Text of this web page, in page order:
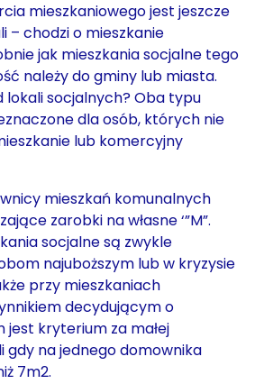
mieszkaniowego jest jeszcze
– chodzi o mieszkanie
jak mieszkania socjalne tego
należy do gminy lub miasta.
lokali socjalnych? Oba typu
dla osób, których nie
lub komercyjny
mieszkań komunalnych
zarobki na własne ‘”M”.
socjalne są zwykle
najuboższym lub w kryzysie
przy mieszkaniach
decydującym o
jest kryterium za małej
gdy na jednego domownika
7m2.